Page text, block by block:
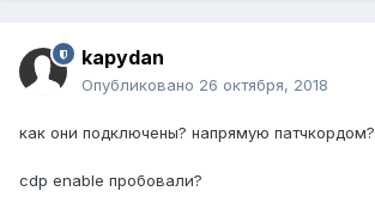
kapydan
Опубликовано 26 октября, 2018
как они подключены? напрямую патчкордом?
cdp enable пробовали?